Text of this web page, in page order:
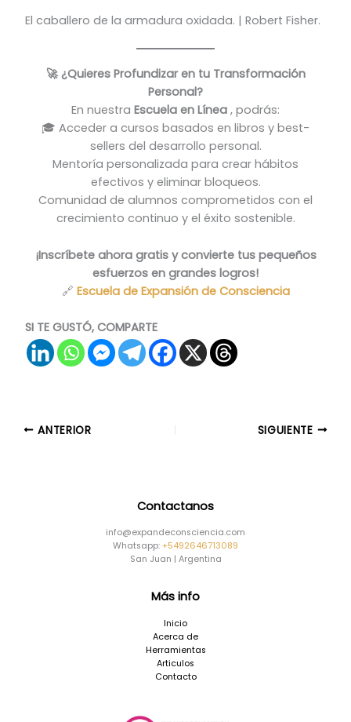
El caballero de la armadura oxidada. | Robert Fisher.
🚀 ¿Quieres Profundizar en tu Transformación
Personal?
En nuestra Escuela en Línea , podrás:
🎓 Acceder a cursos basados en libros y best-
sellers del desarrollo personal.
Mentoría personalizada para crear hábitos
efectivos y eliminar bloqueos.
Comunidad de alumnos comprometidos con el
crecimiento continuo y el éxito sostenible.
¡Inscríbete ahora gratis y convierte tus pequeños
esfuerzos en grandes logros!
🔗 Escuela de Expansión de Consciencia
SI TE GUSTÓ, COMPARTE
ANTERIOR SIGUIENTE
Contactanos
info@expandeconsciencia.com
Whatsapp: +5492646713089
San Juan | Argentina
Más info
Inicio
Acerca de
Herramientas
Articulos
Contacto